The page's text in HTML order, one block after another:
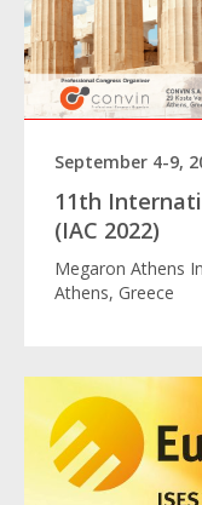
September 4-9,
11th
(IAC 2022)
Megaron Athens
Athens, Greece